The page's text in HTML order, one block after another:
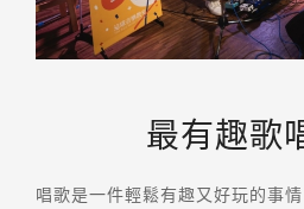
最有趣歌
唱歌是一件輕鬆有趣又好玩的事